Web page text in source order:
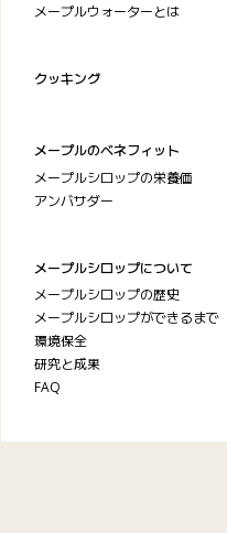
メープルウォーターとは
クッキング
メープルのベネフィット
メープルシロップの栄養価
アンバサダー
メープルシロップについて
メープルシロップの歴史
メープルシロップができるまで
環境保全
研究と成果
FAQ